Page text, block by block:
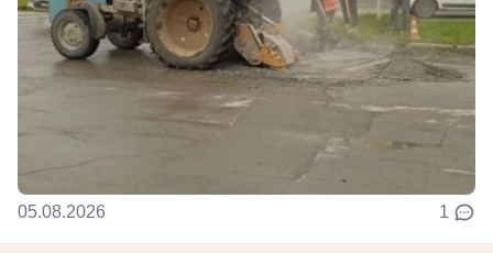
05.08.2026 1